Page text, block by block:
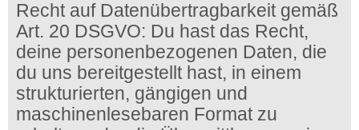
Recht auf Datenübertragbarkeit gemäß
Art. 20 DSGVO: Du hast das Recht,
deine personenbezogenen Daten, die
du uns bereitgestellt hast, in einem
strukturierten, gängigen und
maschinenlesebaren Format zu